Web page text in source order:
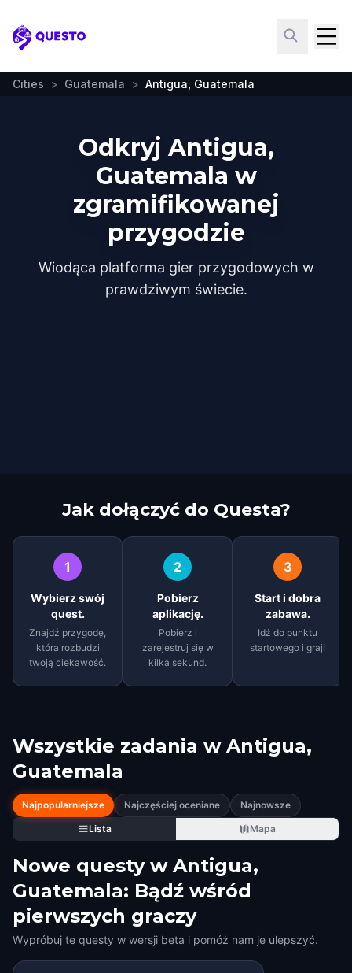
Questo
Cities > Guatemala > Antigua, Guatemala
Odkryj Antigua,
Guatemala w
zgramifikowanej
przygodzie
Wiodąca platforma gier przygodowych w
prawdziwym świecie.
Jak dołączyć do Questa?
1
Wybierz swój
quest.
Znajdź przygodę,
która rozbudzi
twoją ciekawość.
2
Pobierz
aplikację.
Pobierz i
zarejestruj się w
kilka sekund.
3
Start i dobra
zabawa.
Idź do punktu
startowego i graj!
Wszystkie zadania w Antigua,
Guatemala
Najpopularniejsze Najczęściej oceniane
Najnowsze
Lista
Mapa
Nowe questy w Antigua,
Guatemala: Bądź wśród
pierwszych graczy
Wypróbuj te questy w wersji beta i pomóż nam je ulepszyć.